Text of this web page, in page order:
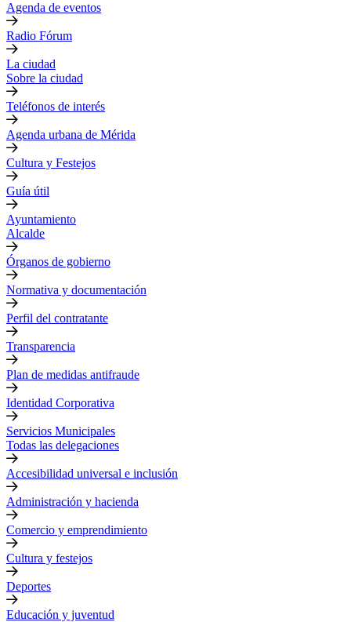
Agenda de eventos
Radio Fórum
La ciudad
Sobre la ciudad
Teléfonos de interés
Agenda urbana de Mérida
Cultura y Festejos
Guía útil
Ayuntamiento
Alcalde
Órganos de gobierno
Normativa y documentación
Perfil del contratante
Transparencia
Plan de medidas antifraude
Identidad Corporativa
Servicios Municipales
Todas las delegaciones
Accesibilidad universal e inclusión
Administración y hacienda
Comercio y emprendimiento
Cultura y festejos
Deportes
Educación y juventud